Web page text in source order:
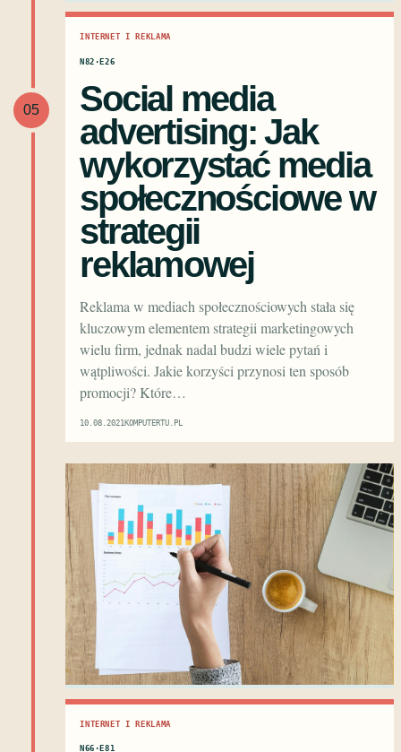
05
INTERNET I REKLAMA
N82·E26
Social media
advertising: Jak
wykorzystać media
społecznościowe w
strategii
reklamowej
Reklama w mediach społecznościowych stała się
kluczowym elementem strategii marketingowych
wielu firm, jednak nadal budzi wiele pytań i
wątpliwości. Jakie korzyści przynosi ten sposób
promocji? Które…
10.08.2021KOMPUTERTU.PL
INTERNET I REKLAMA
N66·E81